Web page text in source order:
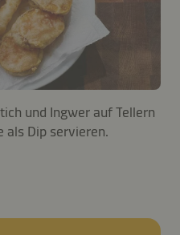
und Ingwer auf Tellern
als Dip servieren.